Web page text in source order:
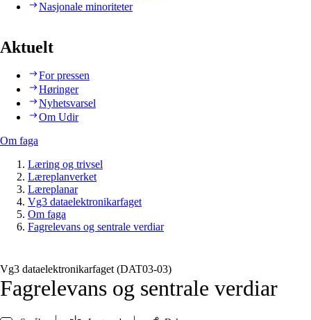
Nasjonale minoriteter
Aktuelt
For pressen
Høringer
Nyhetsvarsel
Om Udir
Om faga
Læring og trivsel
Læreplanverket
Læreplanar
Vg3 dataelektronikarfaget
Om faga
Fagrelevans og sentrale verdiar
Vg3 dataelektronikarfaget (DAT03‑03)
Fagrelevans og sentrale verdiar